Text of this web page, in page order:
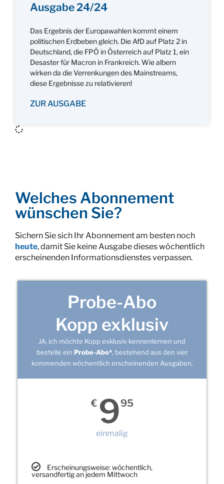
Ausgabe 24/24
Das Ergebnis der Europawahlen kommt einem
politischen Erdbeben gleich. Die AfD auf Platz 2 in
Deutschland, die FPÖ in Österreich auf Platz 1, ein
Desaster für Macron in Frankreich. Wie albern
wirken da die Verrenkungen des Mainstreams,
diese Ergebnisse zu relativieren!
ZUR AUSGABE
Welches Abonnement
wünschen Sie?
Sichern Sie sich Ihr Abonnement am besten noch
heute, damit Sie keine Ausgabe dieses wöchentlich
erscheinenden Informationsdienstes verpassen.
Probe-Abo
Kopp exklusiv
JA, ich möchte Kopp exklusiv kennenlernen und
bestelle ein Probe-Abo*, bestehend aus den vier
kommenden wöchentlich erscheinenden Ausgaben.
€ 995
einmalig
Erscheinungsweise: wöchentlich,
versandfertig an jedem Mittwoch